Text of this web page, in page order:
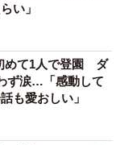
い」
めて1人で登園 ダ
ず涙…「感動して
も愛おしい」